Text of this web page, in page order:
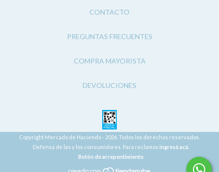
CONTACTO
PREGUNTAS FRECUENTES
COMPRA MAYORISTA
DEVOLUCIONES
Copyright Mercado de Haciendo - 2026. Todos los derechos reservados.
Defensa de las y los consumidores. Para reclamos ingresá acá.
Botón de arrepentimiento